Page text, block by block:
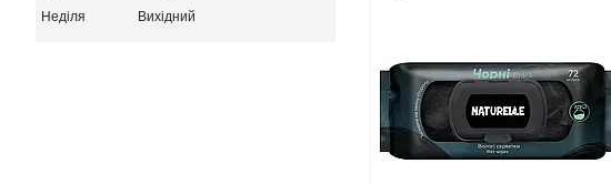
Неділя
Вихідний